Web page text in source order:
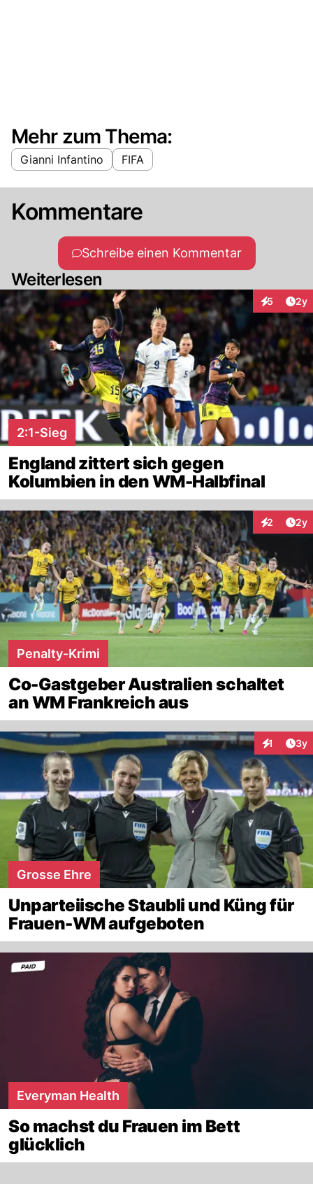
Mehr zum Thema:
Gianni Infantino FIFA
Kommentare
Schreibe einen Kommentar
Weiterlesen
5 2y
2:1-Sieg
England zittert sich gegen
Kolumbien in den WM-Halbfinal
2 2y
Penalty-Krimi
Co-Gastgeber Australien schaltet
an WM Frankreich aus
1 3y
Grosse Ehre
Unparteiische Staubli und Küng für
Frauen-WM aufgeboten
Everyman Health
So machst du Frauen im Bett
glücklich